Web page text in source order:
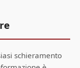
schieramento